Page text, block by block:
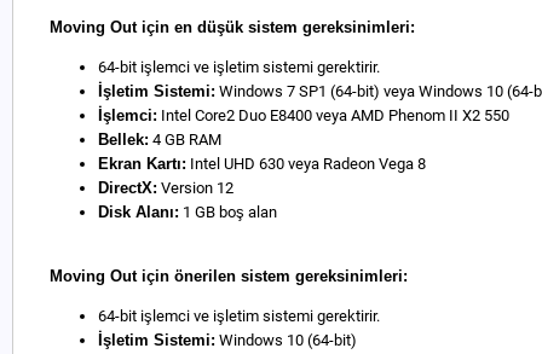
Moving Out için en düşük sistem gereksinimleri:
64-bit işlemci ve işletim sistemi gerektirir.
İşletim Sistemi: Windows 7 SP1 (64-bit) veya Windows 10 (64-
İşlemci: Intel Core2 Duo E8400 veya AMD Phenom II X2 550
Bellek: 4 GB RAM
Ekran Kartı: Intel UHD 630 veya Radeon Vega 8
DirectX: Version 12
Disk Alanı: 1 GB boş alan
Moving Out için önerilen sistem gereksinimleri:
64-bit işlemci ve işletim sistemi gerektirir.
İşletim Sistemi: Windows 10 (64-bit)